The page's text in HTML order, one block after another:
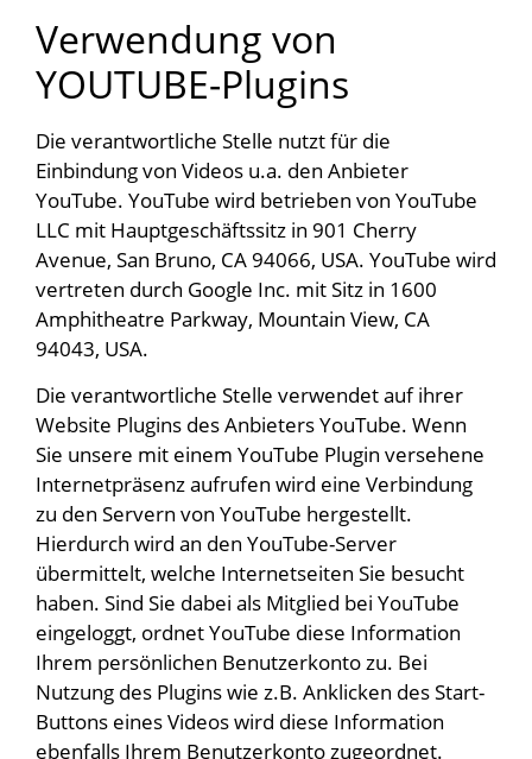
Verwendung von
YOUTUBE-Plugins
Die verantwortliche Stelle nutzt für die
Einbindung von Videos u.a. den Anbieter
YouTube. YouTube wird betrieben von YouTube
LLC mit Hauptgeschäftssitz in 901 Cherry
Avenue, San Bruno, CA 94066, USA. YouTube wird
vertreten durch Google Inc. mit Sitz in 1600
Amphitheatre Parkway, Mountain View, CA
94043, USA.
Die verantwortliche Stelle verwendet auf ihrer
Website Plugins des Anbieters YouTube. Wenn
Sie unsere mit einem YouTube Plugin versehene
Internetpräsenz aufrufen wird eine Verbindung
zu den Servern von YouTube hergestellt.
Hierdurch wird an den YouTube-Server
übermittelt, welche Internetseiten Sie besucht
haben. Sind Sie dabei als Mitglied bei YouTube
eingeloggt, ordnet YouTube diese Information
Ihrem persönlichen Benutzerkonto zu. Bei
Nutzung des Plugins wie z.B. Anklicken des Start-
Buttons eines Videos wird diese Information
ebenfalls Ihrem Benutzerkonto zugeordnet.